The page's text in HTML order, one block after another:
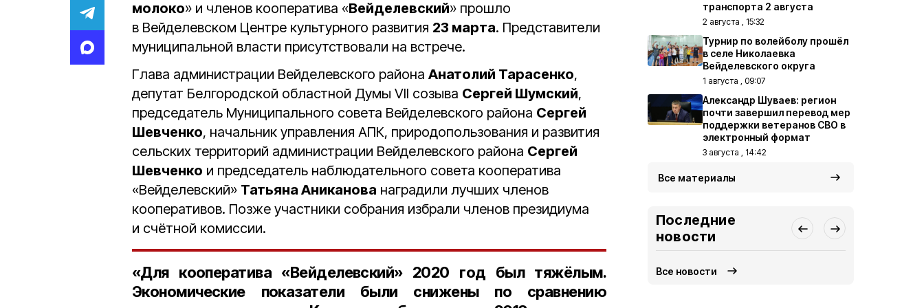
молоко» и членов кооператива «Вейделевский» прошло
в Вейделевском Центре культурного развития 23 марта. Представители
муниципальной власти присутствовали на встрече.
Глава администрации Вейделевского района Анатолий Тарасенко,
депутат Белгородской областной Думы VII созыва Сергей Шумский,
председатель Муниципального совета Вейделевского района Сергей
Шевченко, начальник управления АПК, природопользования и развития
сельских территорий администрации Вейделевского района Сергей
Шевченко и председатель наблюдательного совета кооператива
«Вейделевский» Татьяна Аниканова наградили лучших членов
кооперативов. Позже участники собрания избрали членов президиума
и счётной комиссии.
«Для кооператива «Вейделевский» 2020 год был тяжёлым.
Экономические показатели были снижены по сравнению
транспорта 2 августа
2 августа , 15:32
Турнир по волейболу прошёл
в селе Николаевка
Вейделевского округа
1 августа , 09:07
Александр Шуваев: регион
почти завершил перевод мер
поддержки ветеранов СВО в
электронный формат
3 августа , 14:42
Все материалы
Последние
новости
Все новости